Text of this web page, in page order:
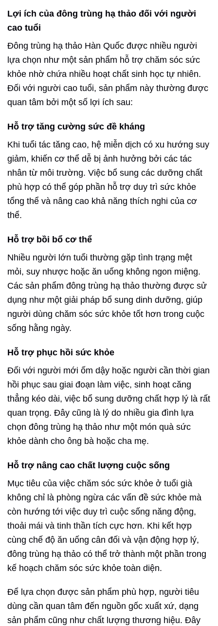
Lợi ích của đông trùng hạ thảo đối với người
cao tuổi
Đông trùng hạ thảo Hàn Quốc được nhiều người
lựa chọn như một sản phẩm hỗ trợ chăm sóc sức
khỏe nhờ chứa nhiều hoạt chất sinh học tự nhiên.
Đối với người cao tuổi, sản phẩm này thường được
quan tâm bởi một số lợi ích sau:
Hỗ trợ tăng cường sức đề kháng
Khi tuổi tác tăng cao, hệ miễn dịch có xu hướng suy
giảm, khiến cơ thể dễ bị ảnh hưởng bởi các tác
nhân từ môi trường. Việc bổ sung các dưỡng chất
phù hợp có thể góp phần hỗ trợ duy trì sức khỏe
tổng thể và nâng cao khả năng thích nghi của cơ
thể.
Hỗ trợ bồi bổ cơ thể
Nhiều người lớn tuổi thường gặp tình trạng mệt
mỏi, suy nhược hoặc ăn uống không ngon miệng.
Các sản phẩm đông trùng hạ thảo thường được sử
dụng như một giải pháp bổ sung dinh dưỡng, giúp
người dùng chăm sóc sức khỏe tốt hơn trong cuộc
sống hằng ngày.
Hỗ trợ phục hồi sức khỏe
Đối với người mới ốm dậy hoặc người cần thời gian
hồi phục sau giai đoạn làm việc, sinh hoạt căng
thẳng kéo dài, việc bổ sung dưỡng chất hợp lý là rất
quan trọng. Đây cũng là lý do nhiều gia đình lựa
chọn đông trùng hạ thảo như một món quà sức
khỏe dành cho ông bà hoặc cha mẹ.
Hỗ trợ nâng cao chất lượng cuộc sống
Mục tiêu của việc chăm sóc sức khỏe ở tuổi già
không chỉ là phòng ngừa các vấn đề sức khỏe mà
còn hướng tới việc duy trì cuộc sống năng động,
thoải mái và tinh thần tích cực hơn. Khi kết hợp
cùng chế độ ăn uống cân đối và vận động hợp lý,
đông trùng hạ thảo có thể trở thành một phần trong
kế hoạch chăm sóc sức khỏe toàn diện.
Để lựa chọn được sản phẩm phù hợp, người tiêu
dùng cần quan tâm đến nguồn gốc xuất xứ, dạng
sản phẩm cũng như chất lượng thương hiệu. Đây